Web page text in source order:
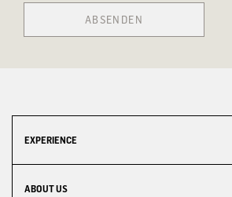
ABSENDEN
EXPERIENCE
ABOUT US